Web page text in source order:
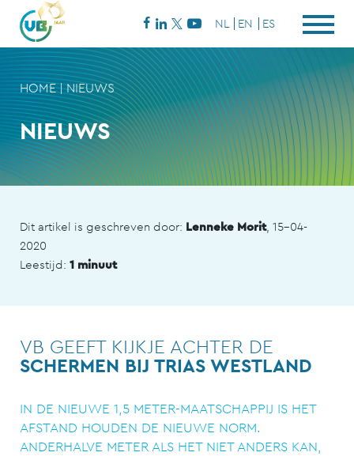
NL EN ES
NIEUWS
HOME|NIEUWS
Dit artikel is geschreven door: Lenneke Morit, 15-04-
2020
Leestijd: 1 minuut
VB GEEFT KIJKJE ACHTER DE
SCHERMEN BIJ TRIAS WESTLAND
IN DE NIEUWE 1,5 METER-MAATSCHAPPIJ IS HET
AFSTAND HOUDEN DE NIEUWE NORM.
ANDERHALVE METER ALS HET NIET ANDERS KAN,